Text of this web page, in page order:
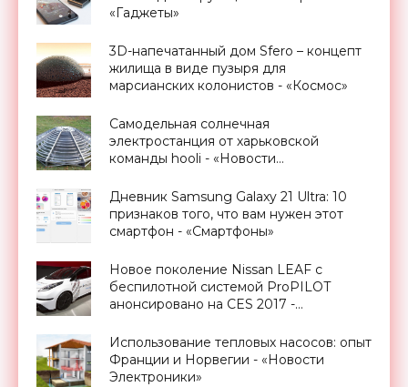
«Гаджеты»
3D-напечатанный дом Sfero – концепт
жилища в виде пузыря для
марсианских колонистов - «Космос»
Самодельная солнечная
электростанция от харьковской
команды hooli - «Новости
Дневник Samsung Galaxy 21 Ultra: 10
признаков того, что вам нужен этот
смартфон - «Смартфоны»
Новое поколение Nissan LEAF с
беспилотной системой ProPILOT
анонсировано на CES 2017 -
Использование тепловых насосов: опыт
Франции и Норвегии - «Новости
Электроники»